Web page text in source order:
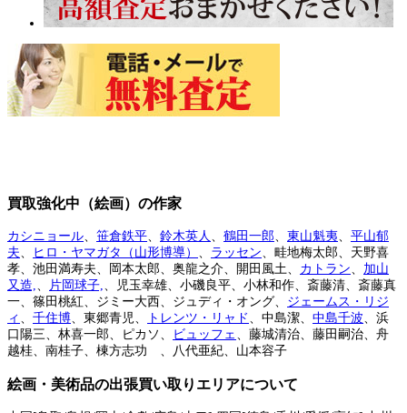
買取強化中（絵画）の作家
カシニョール、 笹倉鉄平、 鈴木英人 、 鶴田一郎、 東山魁夷、 平山郁
夫、 ヒロ・ヤマガタ（山形博導） 、 ラッセン、畦地梅太郎、天野喜
孝、池田満寿夫、岡本太郎、奥龍之介、開田風土、 カトラン、 加山
又造,、 片岡球子,、児玉幸雄、小磯良平、小林和作、斎藤清、斎藤真
一、篠田桃紅、ジミー大西、ジュディ・オング、 ジェームス・リジ
ィ 、 千住博、東郷青児、 トレンツ・リャド 、中島潔、 中島千波、浜
口陽三、林喜一郎、ピカソ、
ビュッフェ 、藤城清治、藤田嗣治、舟
越桂、南桂子、棟方志功 、八代亜紀、山本容子
絵画・美術品の出張買い取りエリアについて